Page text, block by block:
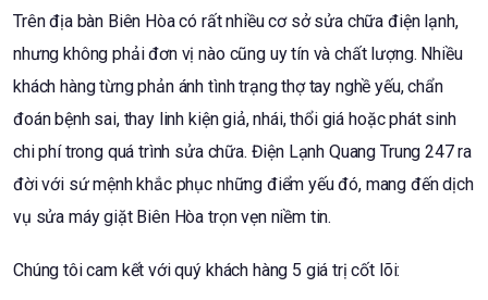
Trên địa bàn Biên Hòa có rất nhiều cơ sở sửa chữa điện lạnh,
nhưng không phải đơn vị nào cũng uy tín và chất lượng. Nhiều
khách hàng từng phản ánh tình trạng thợ tay nghề yếu, chẩn
đoán bệnh sai, thay linh kiện giả, nhái, thổi giá hoặc phát sinh
chi phí trong quá trình sửa chữa. Điện Lạnh Quang Trung 247 ra
đời với sứ mệnh khắc phục những điểm yếu đó, mang đến dịch
vụ sửa máy giặt Biên Hòa trọn vẹn niềm tin.
Chúng tôi cam kết với quý khách hàng 5 giá trị cốt lõi: